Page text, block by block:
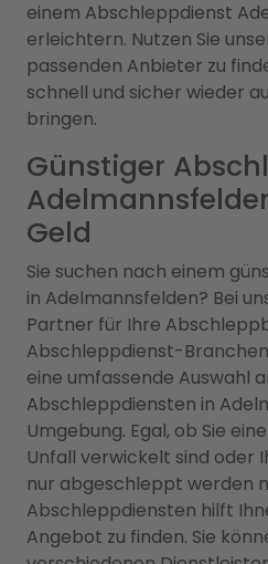
einem Abschleppdienst
erleichtern. Nutzen Sie
passenden Anbieter zu
schnell und sicher wieder
bringen.
Günstiger
Geld
Sie suchen nach einem
in Adelmannsfelden? Bei
Partner für Ihre
Abschleppdienst-
eine umfassende Auswahl
Abschleppdiensten in
Umgebung. Egal, ob Sie
Unfall verwickelt sind oder
nur abgeschleppt werden
Abschleppdiensten hilft
Angebot zu finden. Sie